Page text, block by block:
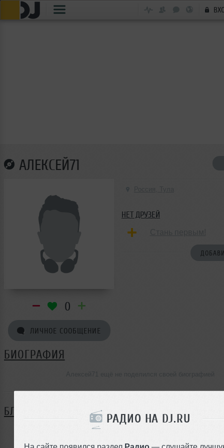
РАДИО НА DJ.RU
На сайте появился раздел Радио — слушайте
АЛЕКСЕЙ71
0
ЛИЧНОЕ СООБЩЕНИЕ
НЕТ ДРУЗЕЙ
БИОГРАФИЯ
БЛОГ